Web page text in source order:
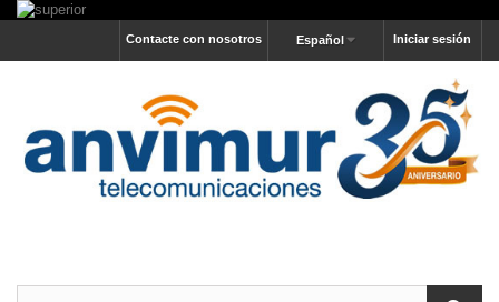
Iniciar sesión
Español
Contacte con nosotros